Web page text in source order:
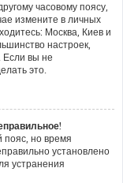
часовому поясу,
измените в личных
Москва, Киев и
настроек,
Если вы не
это.
пояс, но время
установлено
устранения